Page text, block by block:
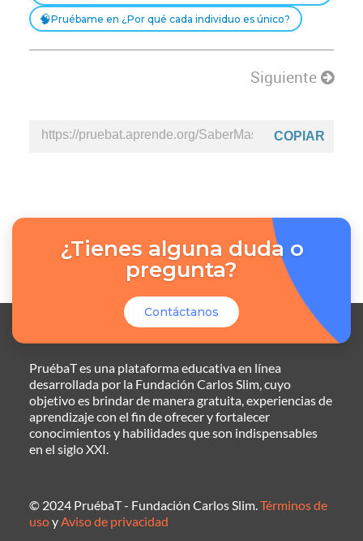
🧠Pruébame en ¿Por qué cada individuo es único?
Siguiente
COPIAR
¿Tienes alguna duda o
pregunta?
Contáctanos
PruébaT es una plataforma educativa en línea
desarrollada por la Fundación Carlos Slim, cuyo
objetivo es brindar de manera gratuita, experiencias de
aprendizaje con el fin de ofrecer y fortalecer
conocimientos y habilidades que son indispensables
en el siglo XXI.
© 2024 PruébaT - Fundación Carlos Slim.Términos de
usoyAviso de privacidad